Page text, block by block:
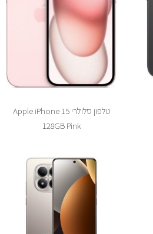
טלפון סלולרי Apple iPhone 15
128GB Pink